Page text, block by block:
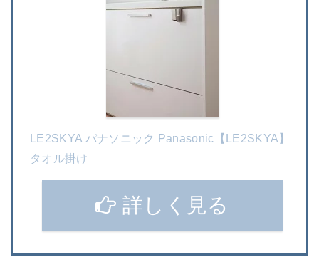
LE2SKYA パナソニック Panasonic【LE2SKYA】
タオル掛け
詳しく見る